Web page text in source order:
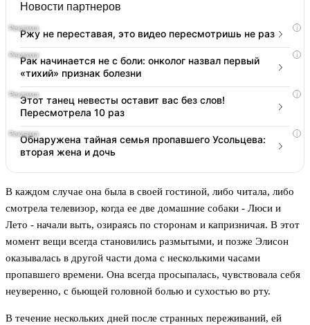
Новости партнеров
i
Ржу не переставая, это видео пересмотришь не раз
i
Рак начинается не с боли: онколог назвал первый
«тихий» признак болезни
i
Этот танец невесты оставит вас без слов!
Пересмотрела 10 раз
i
Обнаружена тайная семья пропавшего Усольцева:
вторая жена и дочь
В каждом случае она была в своей гостиной, либо читала, либо
смотрела телевизор, когда ее две домашние собаки - Люси и
Лето - начали выть, озираясь по сторонам и капризничая. В этот
момент вещи всегда становились размытыми, и позже Элисон
оказывалась в другой части дома с несколькими часами
пропавшего времени. Она всегда просыпалась, чувствовала себя
неуверенно, с бьющей головной болью и сухостью во рту.
В течение нескольких дней после странных переживаний, ей